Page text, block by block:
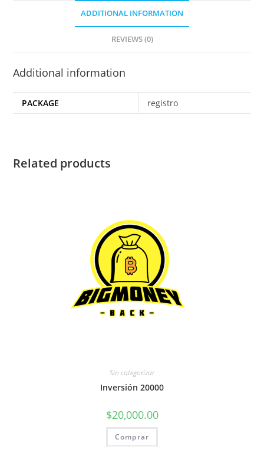
ADDITIONAL INFORMATION
REVIEWS (0)
Additional information
PACKAGE registro
Related products
Sin categorizar
Inversión 20000
$20,000.00
Comprar